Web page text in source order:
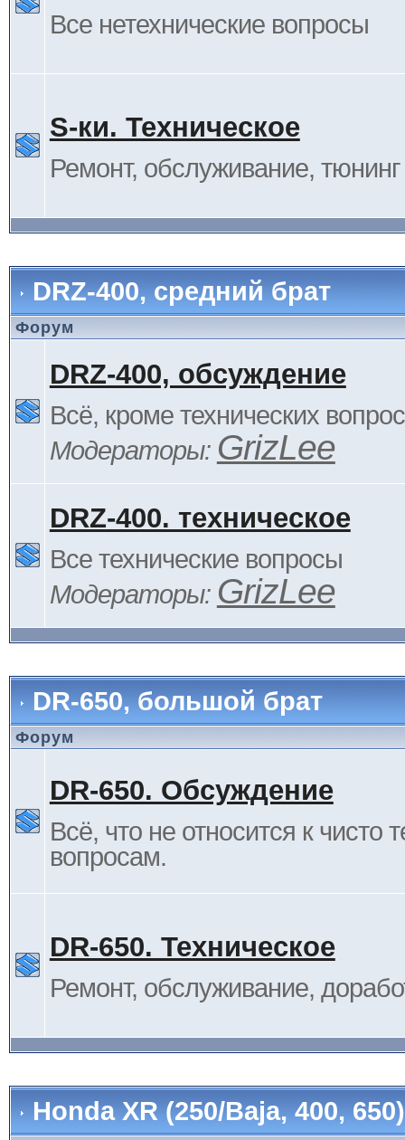
Все нетехнические вопросы
S-ки. Техническое
Ремонт, обслуживание, тюнинг
DRZ-400, средний брат
Форум
DRZ-400, обсуждение
Всё, кроме технических
Модераторы: GrizLee
DRZ-400. техническое
Все технические вопросы
Модераторы: GrizLee
DR-650, большой брат
Форум
DR-650. Обсуждение
Всё, что не относится к чисто
вопросам.
DR-650. Техническое
Ремонт, обслуживание,
Honda XR (250/Baja, 400,